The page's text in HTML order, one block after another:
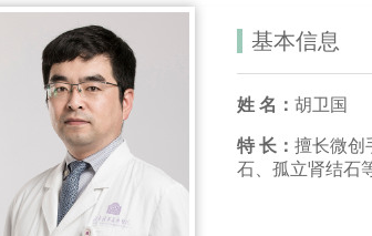
基本信息
姓 名： 胡卫国
特 长： 擅长微创
石、孤立肾结石